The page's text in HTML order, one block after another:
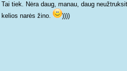
Tai tiek. Nėra daug, manau, daug
kelios narės žino.
))))